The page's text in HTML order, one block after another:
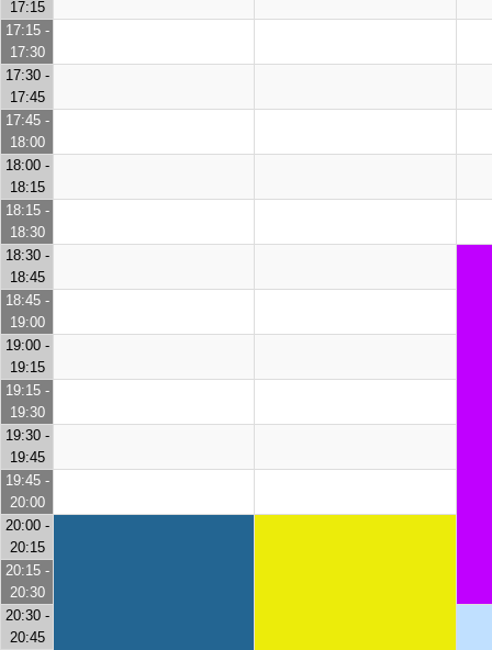
17:15
17:15 -
17:30
17:30 -
17:45
17:45 -
18:00
18:00 -
18:15
18:15 -
18:30
18:30 -
18:45
18:45 -
19:00
19:00 -
19:15
19:15 -
19:30
19:30 -
19:45
19:45 -
20:00
20:00 -
20:15
20:15 -
20:30
20:30 -
20:45